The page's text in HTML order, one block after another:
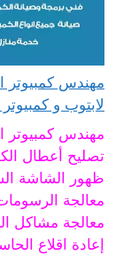
لابتوب و كمبيوتر
مهندس كمبيوتر
تصليح أعطال
ظهور الشاشة
معالجة
معالجة مشاكل
إعادة اقلاع